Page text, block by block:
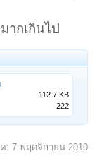
ากเกินไป
112.7 KB
222
: 7 พฤศจิกายน 2010